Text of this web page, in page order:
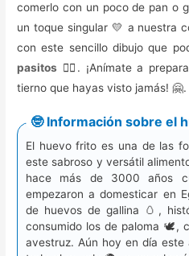
comerlo con un poco de pan o
un toque singular 💛 a nuestra
con este sencillo dibujo que
pasitos 🚶‍♂️. ¡Anímate a
tierno que hayas visto jamás! 🤗.
🤓 Información sobre el
El huevo frito es una de las
este sabroso y versátil
hace más de 3000 años
empezaron a domesticar en
de huevos de gallina 🥚,
consumido los de paloma 🕊️,
avestruz. Aún hoy en día este